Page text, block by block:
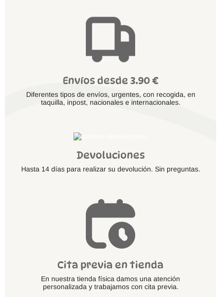
Envíos desde 3.90 €
Diferentes tipos de envíos, urgentes, con recogida, en
taquilla, inpost, nacionales e internacionales.
Devoluciones
Hasta 14 días para realizar su devolución. Sin preguntas.
Cita previa en tienda
En nuestra tienda física damos una atención
personalizada y trabajamos con cita previa.